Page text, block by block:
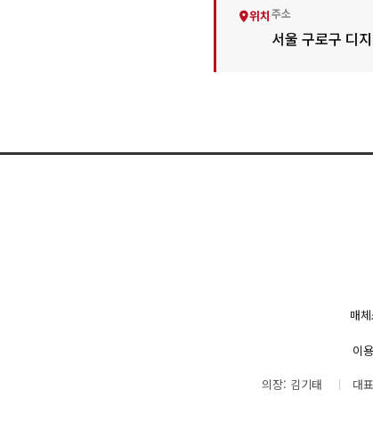
위치주소
서울 구로구 디
매
이
의장: 김기태
대